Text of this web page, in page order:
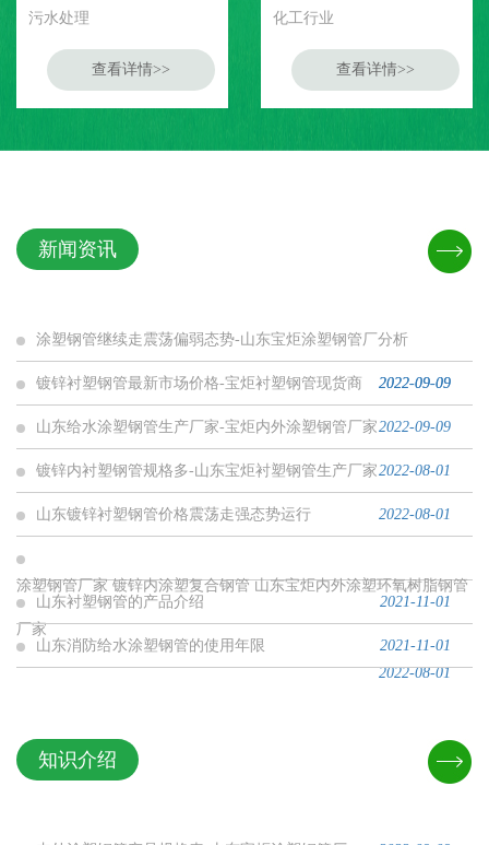
污水处理
查看详情>>
化工行业
查看详情>>
新闻资讯
涂塑钢管继续走震荡偏弱态势-山东宝炬涂塑钢管厂分析
2022-09-09
镀锌衬塑钢管最新市场价格-宝炬衬塑钢管现货商 2022-09-09
山东给水涂塑钢管生产厂家-宝炬内外涂塑钢管厂家2022-09-09
镀锌内衬塑钢管规格多-山东宝炬衬塑钢管生产厂家2022-08-01
山东镀锌衬塑钢管价格震荡走强态势运行 2022-08-01
涂塑钢管厂家 镀锌内涂塑复合钢管 山东宝炬内外涂塑环氧树脂钢管
厂家
2022-08-01
山东衬塑钢管的产品介绍 2021-11-01
山东消防给水涂塑钢管的使用年限 2021-11-01
知识介绍